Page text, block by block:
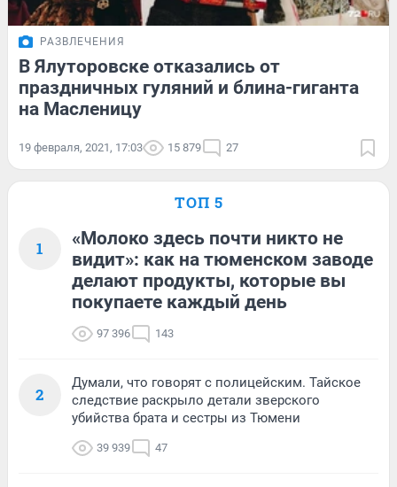
РАЗВЛЕЧЕНИЯ
В Ялуторовске отказались от
праздничных гуляний и блина-гиганта
на Масленицу
19 февраля, 2021, 17:03 15 879 27
ТОП 5
1
«Молоко здесь почти никто не
видит»: как на тюменском заводе
делают продукты, которые вы
покупаете каждый день
97 396 143
2
Думали, что говорят с полицейским. Тайское
следствие раскрыло детали зверского
убийства брата и сестры из Тюмени
39 939 47